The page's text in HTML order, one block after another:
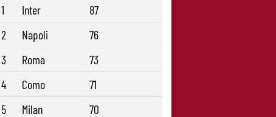
1 Inter
87
2
Napoli
76
3
Roma
73
4
Como
71
5
Milan 70